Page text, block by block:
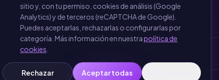
sitio y, con tu permiso, cookies de análisis (Google
Analytics) y de terceros (reCAPTCHA de Google).
Puedes aceptarlas, rechazarlas o configurarlas por
categoría. Más información en nuestrapolítica de
cookies
Rechazar Aceptar todas